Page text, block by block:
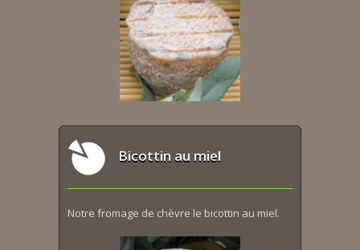
Bicottin au miel
Notre fromage de chèvre le bicottin au miel.